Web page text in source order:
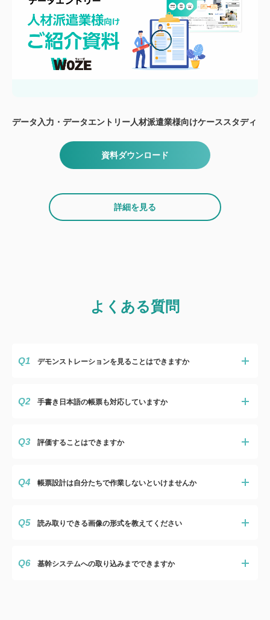
データ入力・データエントリー人材派遣業様向けケーススタディ
資料ダウンロード
詳細を見る
よくある質問
Q1 デモンストレーションを見ることはできますか
Q2 手書き日本語の帳票も対応していますか
Q3 評価することはできますか
Q4 帳票設計は自分たちで作業しないといけませんか
Q5 読み取りできる画像の形式を教えてください
Q6 基幹システムへの取り込みまでできますか